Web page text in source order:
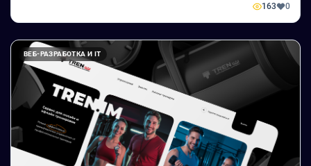
163 0
ВЕБ-РАЗРАБОТКА И IT